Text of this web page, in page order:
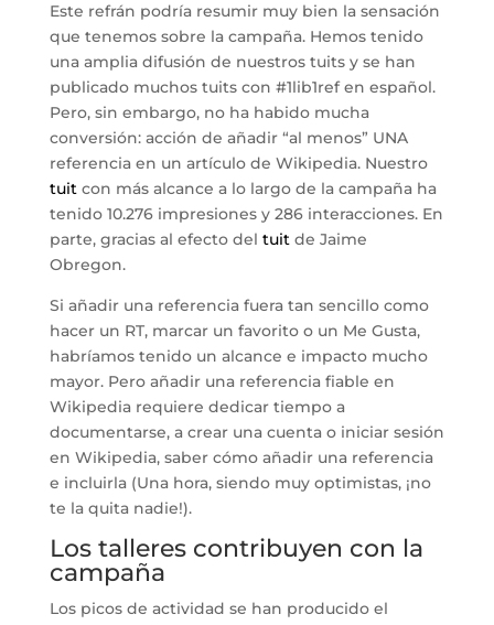
Este refrán podría resumir muy bien la sensación
que tenemos sobre la campaña. Hemos tenido
una amplia difusión de nuestros tuits y se han
publicado muchos tuits con #1lib1ref en español.
Pero, sin embargo, no ha habido mucha
conversión: acción de añadir “al menos” UNA
referencia en un artículo de Wikipedia. Nuestro
tuitcon más alcance a lo largo de la campaña ha
tenido 10.276 impresiones y 286 interacciones. En
parte, gracias al efecto del tuitde Jaime
Obregon.
Si añadir una referencia fuera tan sencillo como
hacer un RT, marcar un favorito o un Me Gusta,
habríamos tenido un alcance e impacto mucho
mayor. Pero añadir una referencia fiable en
Wikipedia requiere dedicar tiempo a
documentarse, a crear una cuenta o iniciar sesión
en Wikipedia, saber cómo añadir una referencia
e incluirla (Una hora, siendo muy optimistas, ¡no
te la quita nadie!).
Los talleres contribuyen con la
campaña
Los picos de actividad se han producido el